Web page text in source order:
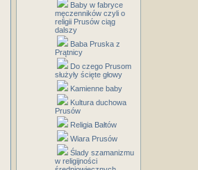
Baby w fabryce
męczenników czyli o
religii Prusów ciąg
dalszy
Baba Pruska z
Prątnicy
Do czego Prusom
służyły ścięte głowy
Kamienne baby
Kultura duchowa
Prusów
Religia Bałtów
Wiara Prusów
Ślady szamanizmu
w religijności